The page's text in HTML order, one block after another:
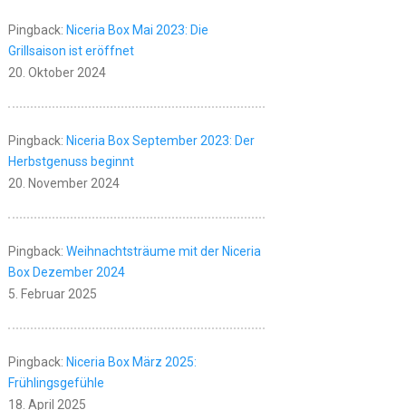
Pingback: Niceria Box Mai 2023: Die
Grillsaison ist eröffnet
20. Oktober 2024
Pingback: Niceria Box September 2023: Der
Herbstgenuss beginnt
20. November 2024
Pingback: Weihnachtsträume mit der Niceria
Box Dezember 2024
5. Februar 2025
Pingback: Niceria Box März 2025:
Frühlingsgefühle
18. April 2025